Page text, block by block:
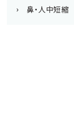
鼻・人中短縮